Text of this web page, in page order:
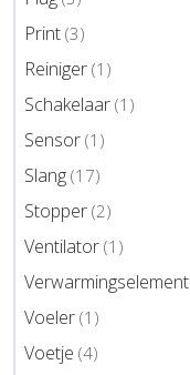
Print (3)
Reiniger (1)
Schakelaar (1)
Sensor (1)
Slang (17)
Stopper (2)
Ventilator (1)
Verwarmingselement
Voeler (1)
Voetje (4)